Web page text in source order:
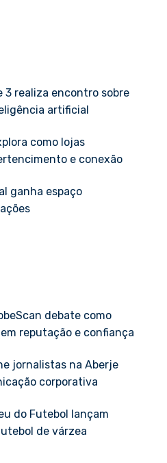
3 realiza encontro sobre
artificial
como lojas
e conexão
ganha espaço
debate como
reputação e confiança
jornalistas na Aberje
corporativa
do Futebol lançam
de várzea